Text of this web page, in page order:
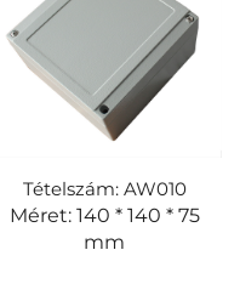
Tételszám: AW010
Méret: 140 * 140 * 75
mm